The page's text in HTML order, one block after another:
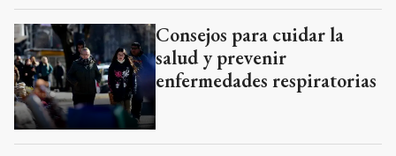
Consejos para cuidar la
salud y prevenir
enfermedades respiratorias